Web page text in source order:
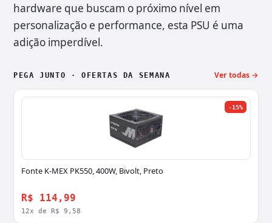
hardware que buscam o próximo nível em
personalização e performance, esta PSU é uma
adição imperdível.
PEGA JUNTO · OFERTAS DA SEMANA Ver todas →
-15%
Fonte K-MEX PK550, 400W, Bivolt, Preto
R$ 114,99
12x de R$ 9,58